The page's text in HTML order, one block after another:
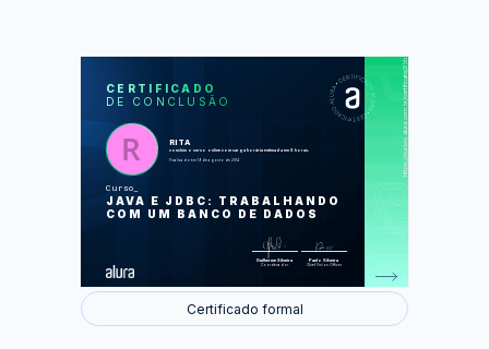
CERTIFICADO
DE CONCLUSÃO
RITA
concluiu o curso online com carga horária estimada em 8 horas.
Finalizado em 19 de agosto de 2014
Curso
JAVA E JDBC: TRABALHANDO
COM UM BANCO DE DADOS
Guilherme Silveira
Coordenador
Paulo Silveira
Chief Vision Officer
https://cursos.alura.com.br/certificate/2bb92e77c2677b9a52f45f07bcd98b12
LAS
Trabalhando com um banco de dados
Inserindo e removendo dados
Connection Pool e Datasources
Foram feitas 5 de 31 atividades.
Certificado formal